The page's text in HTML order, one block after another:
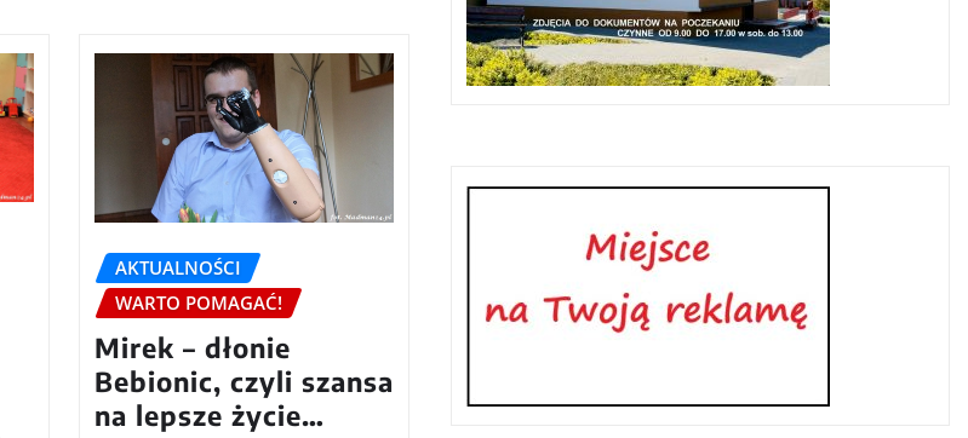
AKTUALNOŚCI
WARTO POMAGAĆ!
Mirek – dłonie
Bebionic, czyli szansa
na lepsze życie…